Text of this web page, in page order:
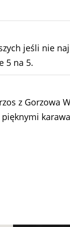
jeśli nie
5 na 5.
z Gorzowa